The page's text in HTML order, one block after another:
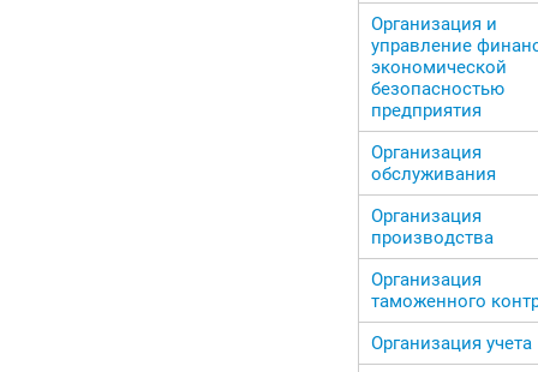
Организация и
управление
экономической
безопасностью
предприятия
Организация
обслуживания
Организация
производства
Организация
таможенного
Организация учета